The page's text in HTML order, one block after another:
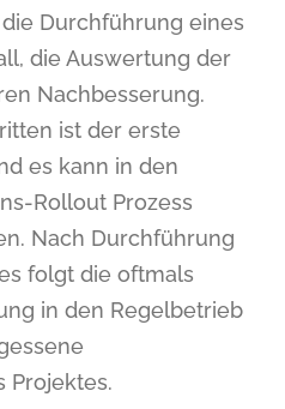
Durchführung eines
die Auswertung der
Nachbesserung.
ist der erste
es kann in den
Rollout Prozess
Nach Durchführung
folgt die oftmals
in den Regelbetrieb
Projektes.